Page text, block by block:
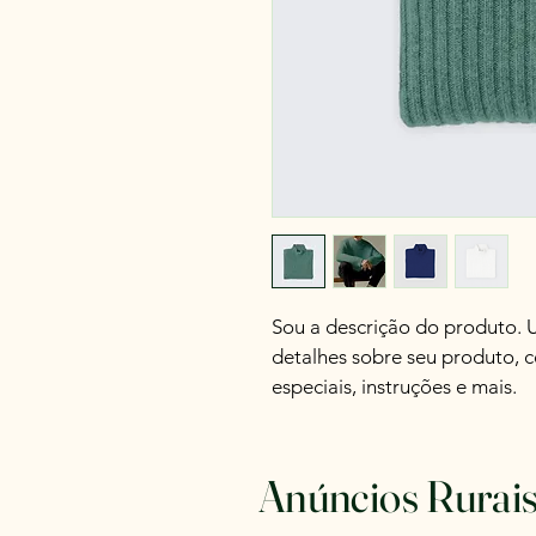
Sou a descrição do produto.
detalhes sobre seu produto,
especiais, instruções e mais.
Anúncios Rurais